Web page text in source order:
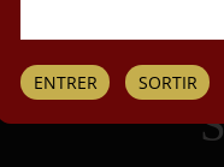
ENTRER SORTIR